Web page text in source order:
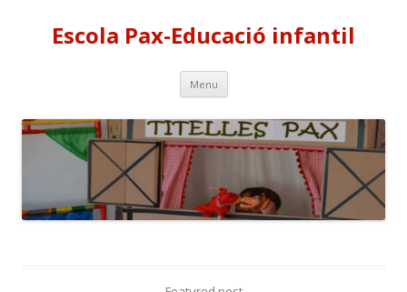
Escola Pax-Educació infantil
Menu Skip
content